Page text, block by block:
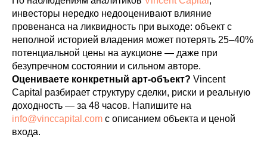
инвесторы нередко недооценивают влияние
провенанса на ликвидность при выходе: объект с
неполной историей владения может потерять 25–40%
потенциальной цены на аукционе — даже при
безупречном состоянии и сильном авторе.
Оцениваете конкретный арт-объект? Vincent
Capital разбирает структуру сделки, риски и реальную
доходность — за 48 часов. Напишите на
info@vinccapital.com с описанием объекта и ценой
входа.